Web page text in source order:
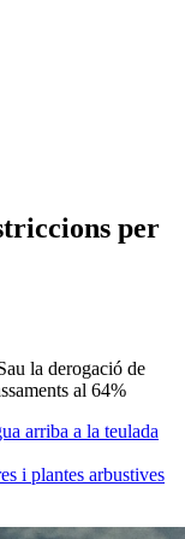
per
la derogació de
al 64%
arriba a la teulada
i plantes arbustives